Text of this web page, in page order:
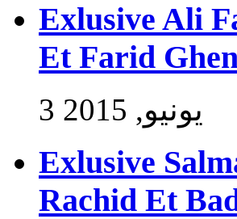
Exlusive Ali
Et Farid
3 يونيو, 2015
Exlusive
Rachid Et